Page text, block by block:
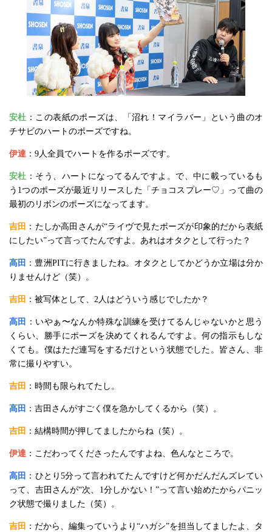
安杜 ：この表紙のポーズは、「沼れ！マイラバー」という曲のオ
チサビのハートのポーズですね。
伊達 ：9人全員でハートを作るポーズです。
安杜 ：そう、ハートになってるんですよ。で、中に載っているも
う1つのポーズが最近リリースした「チョコスプレー♡」って曲の
最初のリボンのポーズになってます。
吉田 ：たしか高田さんが“ライヴで見たポーズが印象的だから表紙
にしたい”って言ってたんですよ。あれはオタクとして行った？
高田 ：豊洲PITに行きましたね。オタクとしてかどうか立場は分か
りませんけど（笑）。
吉田 ：被写体として、2人はどういう感じでしたか？
高田
：いやぁ〜なんか特殊な訓練を受けてるんじゃないかと思う
くらい、勝手にポーズを決めてくれるんですよ。何の指示もしな
くても。僕はただ連写をするだけという状態でした。皆さん、非
常に撮りやすい。
吉田 ：時間も限られてたし。
高田 ：吉田さんがすごく僕を急かしてくるから（笑）。
吉田 ：結構時間が押してましたからね（笑）。
伊達 ：こだわってくださったんですよね、色んなところで。
高田 ：ひとり5分って言われてたんですけど何かだんだんズレてい
って、吉田さんが“次、1分しかない！”って言い始めたからパニッ
ク状態で撮りました（笑）。
吉田 ：だから、編集っていうより“ハガシ”を担当してましたよ、タ